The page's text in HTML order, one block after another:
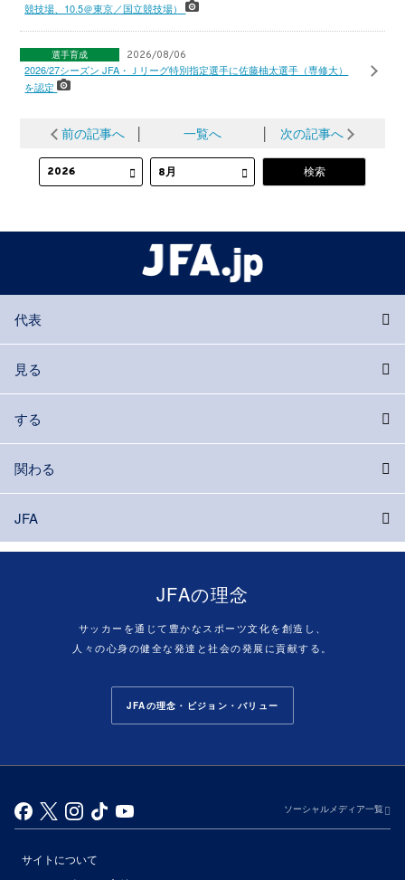
競技場、10.5＠東京／国立競技場）
選手育成 2026/08/06
2026/27シーズン JFA・Ｊリーグ特別指定選手に佐藤柚太選手（専修大）
を認定
前の記事へ 一覧へ 次の記事へ
代表
見る
する
関わる
JFA
JFAの理念
サッカーを通じて豊かなスポーツ文化を創造し、
人々の心身の健全な発達と社会の発展に貢献する。
JFAの理念・ビジョン・バリュー
ソーシャルメディア一覧
サイトについて